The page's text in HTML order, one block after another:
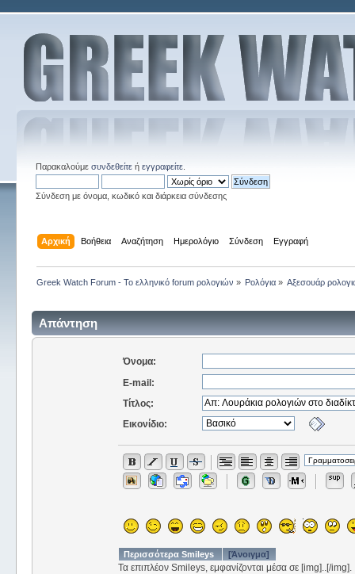
Παρακαλούμε συνδεθείτεή εγγραφείτε.
Σύνδεση με όνομα, κωδικό και διάρκεια σύνδεσης
Αρχική Βοήθεια Αναζήτηση Ημερολόγιο Σύνδεση Εγγραφή
Greek Watch Forum - Το ελληνικό forum ρολογιών » Ρολόγια » Αξεσουάρ
Απάντηση
Όνομα:
E-mail:
Τίτλος:
Εικονίδιο:
Περισσότερα Smileys [Άνοιγμα]
Τα επιπλέον Smileys, εμφανίζονται μέσα σε [img]..[/img].